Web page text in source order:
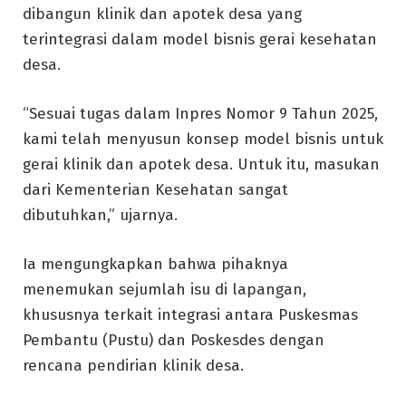
dibangun klinik dan apotek desa yang
terintegrasi dalam model bisnis gerai kesehatan
desa.
“Sesuai tugas dalam Inpres Nomor 9 Tahun 2025,
kami telah menyusun konsep model bisnis untuk
gerai klinik dan apotek desa. Untuk itu, masukan
dari Kementerian Kesehatan sangat
dibutuhkan,” ujarnya.
Ia mengungkapkan bahwa pihaknya
menemukan sejumlah isu di lapangan,
khususnya terkait integrasi antara Puskesmas
Pembantu (Pustu) dan Poskesdes dengan
rencana pendirian klinik desa.